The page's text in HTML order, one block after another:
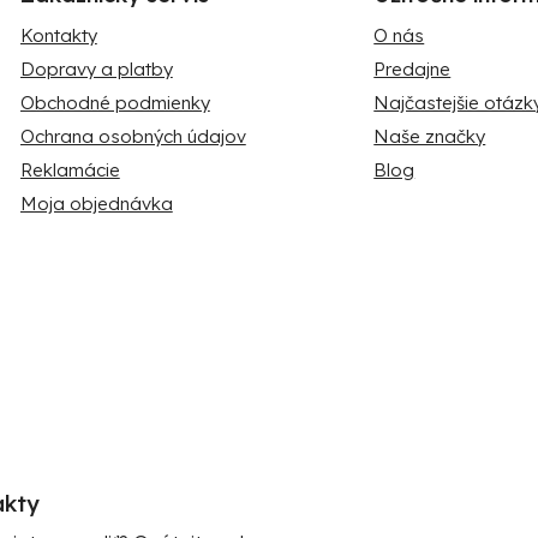
Kontakty
Dopravy a platby
Obchodné podmienky
Ochrana osobných údajov
Reklamácie
Moja objednávka
O nás
Predajne
Najčastejšie
Naše značky
Blog